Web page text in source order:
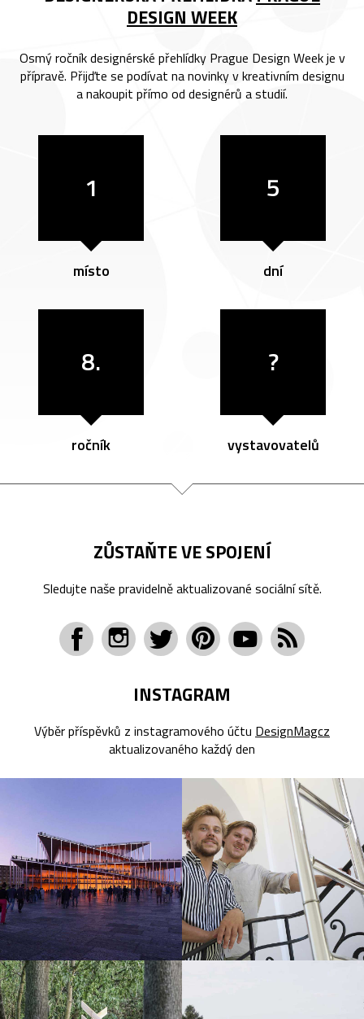
DESIGN WEEK
Osmý ročník designérské přehlídky Prague Design Week je v
přípravě. Přijďte se podívat na novinky v kreativním designu
a nakoupit přímo od designérů a studií.
1
místo
5
dní
8.
ročník
?
vystavovatelů
ZŮSTAŇTE VE SPOJENÍ
Sledujte naše pravidelně aktualizované sociální sítě.
INSTAGRAM
Výběr příspěvků z instagramového účtu DesignMagcz
aktualizovaného každý den